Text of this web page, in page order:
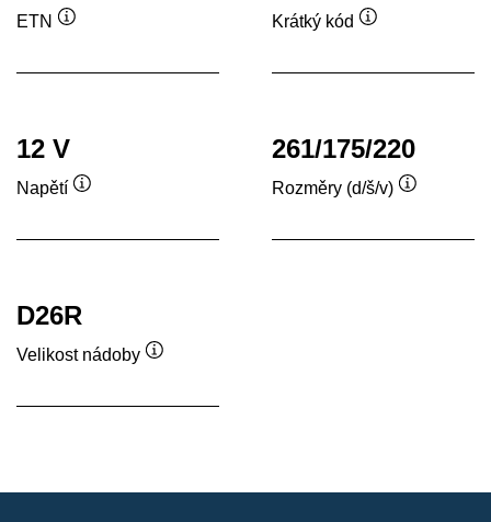
ETN
Krátký kód
12 V
Napětí
261/175/220
Rozměry (d/š/v)
D26R
Velikost nádoby